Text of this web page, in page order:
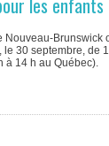
les enfants
Nouveau-Brunswick
le 30 septembre, de
à 14 h au Québec).